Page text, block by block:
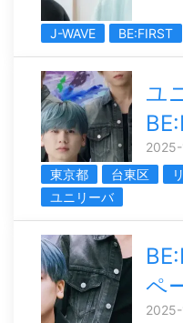
J-WAVE BE:FIRST
ユ
東京都
台東区
ユニリーバ
ペ